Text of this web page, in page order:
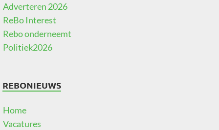
Adverteren 2026
ReBo Interest
Rebo onderneemt
Politiek2026
REBONIEUWS
Home
Vacatures